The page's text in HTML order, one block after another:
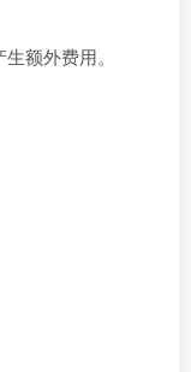
额外费用。